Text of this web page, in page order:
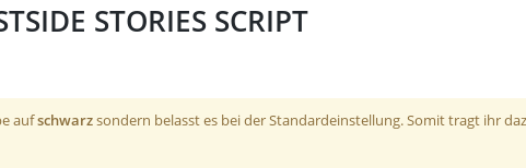
STORIES SCRIPT
aufschwarzsondern belasst es bei der Standardeinstellung. Somit tragt ihr